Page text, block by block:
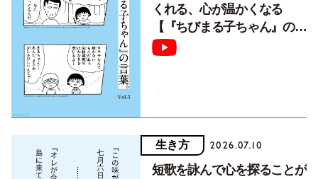
くれる、心が温かくなる
【『ちびまる子ちゃん』の言
葉。Vol.3】
生き方 2026.07.10
短歌を詠んで心を探ることが